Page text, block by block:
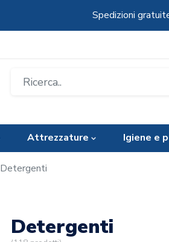
Spedizioni
Attrezzature Igiene e
Detergenti
Detergenti